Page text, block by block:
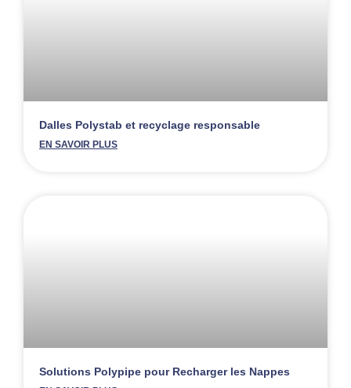
Dalles Polystab et recyclage responsable
EN SAVOIR PLUS
Solutions Polypipe pour Recharger les Nappes